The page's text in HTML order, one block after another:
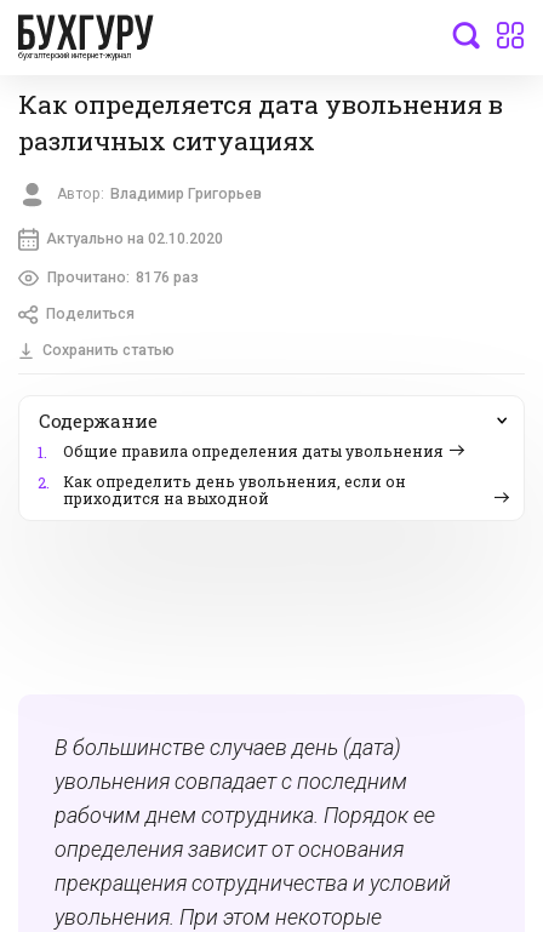
бухгалтерский интернет-журнал
Как определяется дата увольнения в
различных ситуациях
Автор: Владимир Григорьев
Актуально на 02.10.2020
Прочитано: 8176 раз
Поделиться
Сохранить статью
Содержание
1.
Общие правила определения даты увольнения
2.
Как определить день увольнения, если он
приходится на выходной
В большинстве случаев день (дата)
увольнения совпадает с последним
рабочим днем сотрудника. Порядок ее
определения зависит от основания
прекращения сотрудничества и условий
увольнения. При этом некоторые